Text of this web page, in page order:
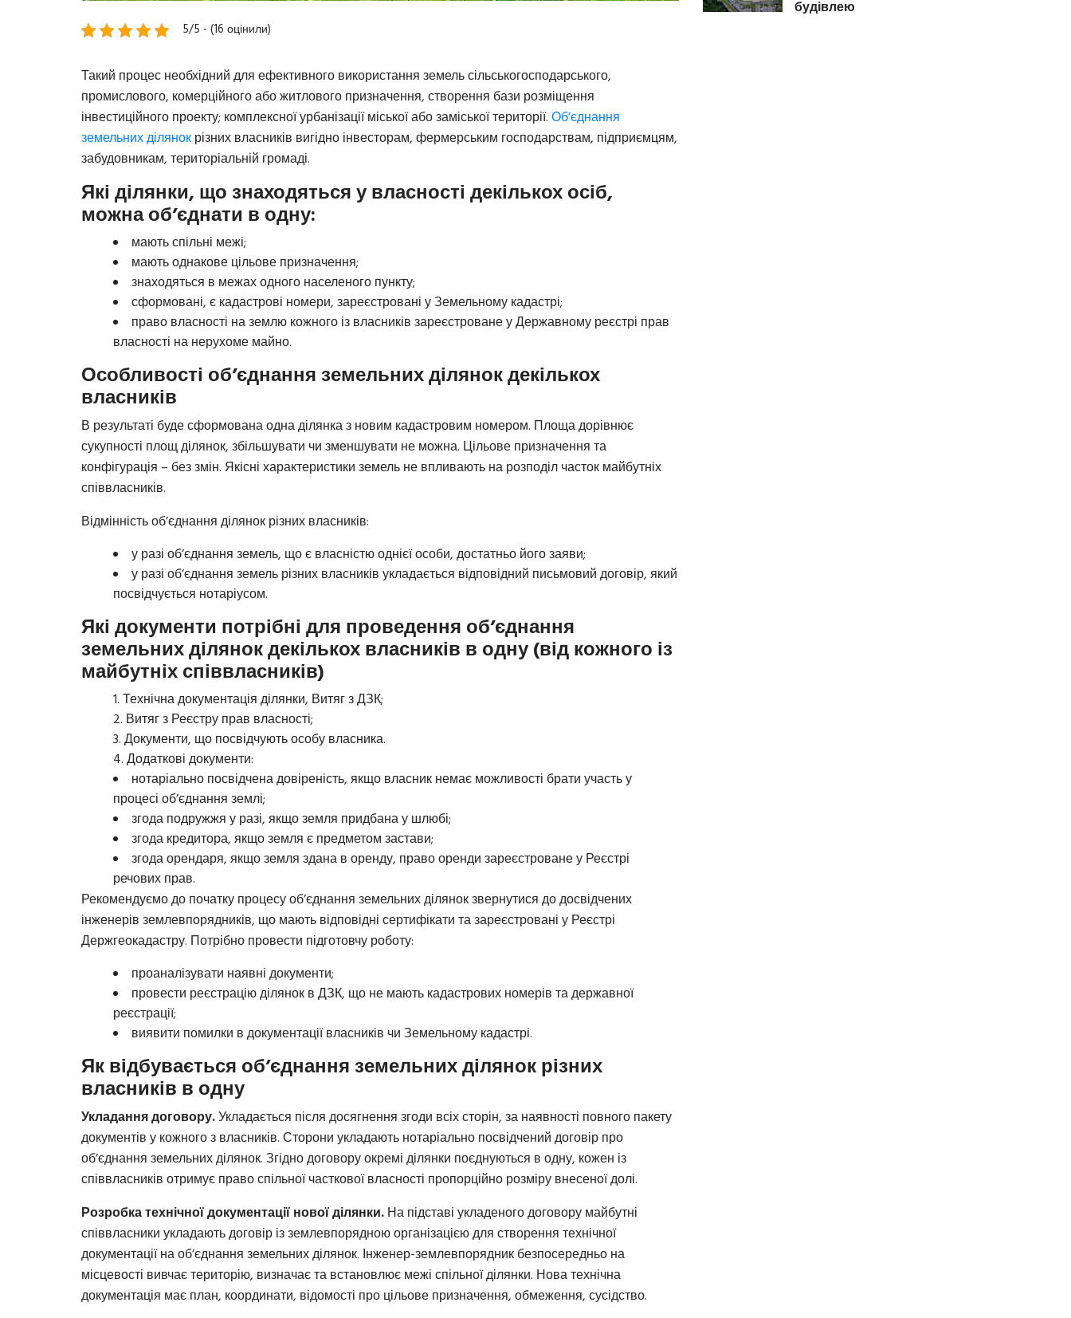
5/5 - (16 оцінили)
Такий процес необхідний для ефективного використання земель сільськогосподарського,
промислового, комерційного або житлового призначення, створення бази розміщення
інвестиційного проекту; комплексної урбанізації міської або заміської території.Об’єднання
земельних ділянокрізних власників вигідно інвесторам, фермерським господарствам, підприємцям,
забудовникам, територіальній громаді.
Які ділянки, що знаходяться у власності декількох осіб,
можна об’єднати в одну:
мають спільні межі;
мають однакове цільове призначення;
знаходяться в межах одного населеного пункту;
сформовані, є кадастрові номери, зареєстровані у Земельному кадастрі;
право власності на землю кожного із власників зареєстроване у Державному реєстрі прав
власності на нерухоме майно.
Особливості об’єднання земельних ділянок декількох
власників
В результаті буде сформована одна ділянка з новим кадастровим номером. Площа дорівнює
сукупності площ ділянок, збільшувати чи зменшувати не можна. Цільове призначення та
конфігурація – без змін. Якісні характеристики земель не впливають на розподіл часток майбутніх
співвласників.
Відмінність об’єднання ділянок різних власників:
у разі об’єднання земель, що є власністю однієї особи, достатньо його заяви;
у разі об’єднання земель різних власників укладається відповідний письмовий договір, який
посвідчується нотаріусом.
Які документи потрібні для проведення об’єднання
земельних ділянок декількох власників в одну (від кожного із
майбутніх співвласників)
Технічна документація ділянки, Витяг з ДЗК;
Витяг з Реєстру прав власності;
Документи, що посвідчують особу власника.
Додаткові документи:
нотаріально посвідчена довіреність, якщо власник немає можливості брати участь у
процесі об’єднання землі;
згода подружжя у разі, якщо земля придбана у шлюбі;
згода кредитора, якщо земля є предметом застави;
згода орендаря, якщо земля здана в оренду, право оренди зареєстроване у Реєстрі
речових прав.
Рекомендуємо до початку процесу об’єднання земельних ділянок звернутися до досвідчених
інженерів землевпорядників, що мають відповідні сертифікати та зареєстровані у Реєстрі
Держгеокадастру. Потрібно провести підготовчу роботу:
проаналізувати наявні документи;
провести реєстрацію ділянок в ДЗК, що не мають кадастрових номерів та державної
реєстрації;
виявити помилки в документації власників чи Земельному кадастрі.
Як відбувається об’єднання земельних ділянок різних
власників в одну
Укладання договору.Укладається після досягнення згоди всіх сторін, за наявності повного пакету
документів у кожного з власників. Сторони укладають нотаріально посвідчений договір про
об’єднання земельних ділянок. Згідно договору окремі ділянки поєднуються в одну, кожен із
співвласників отримує право спільної часткової власності пропорційно розміру внесеної долі.
Розробка технічної документації нової ділянки.На підставі укладеного договору майбутні
співвласники укладають договір із землевпорядною організацією для створення технічної
документації на об’єднання земельних ділянок. Інженер-землевпорядник безпосередньо на
місцевості вивчає територію, визначає та встановлює межі спільної ділянки. Нова технічна
документація має план, координати, відомості про цільове призначення, обмеження, сусідство.
будівлею